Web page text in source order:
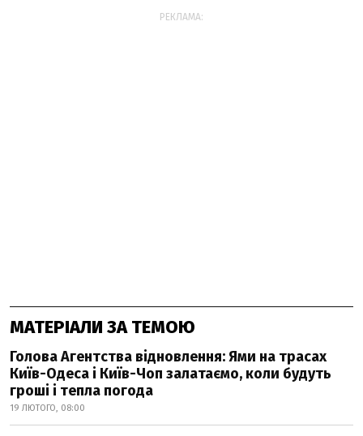
РЕКЛАМА:
МАТЕРІАЛИ ЗА ТЕМОЮ
Голова Агентства відновлення: Ями на трасах
Київ-Одеса і Київ-Чоп залатаємо, коли будуть
гроші і тепла погода
19 ЛЮТОГО, 08:00